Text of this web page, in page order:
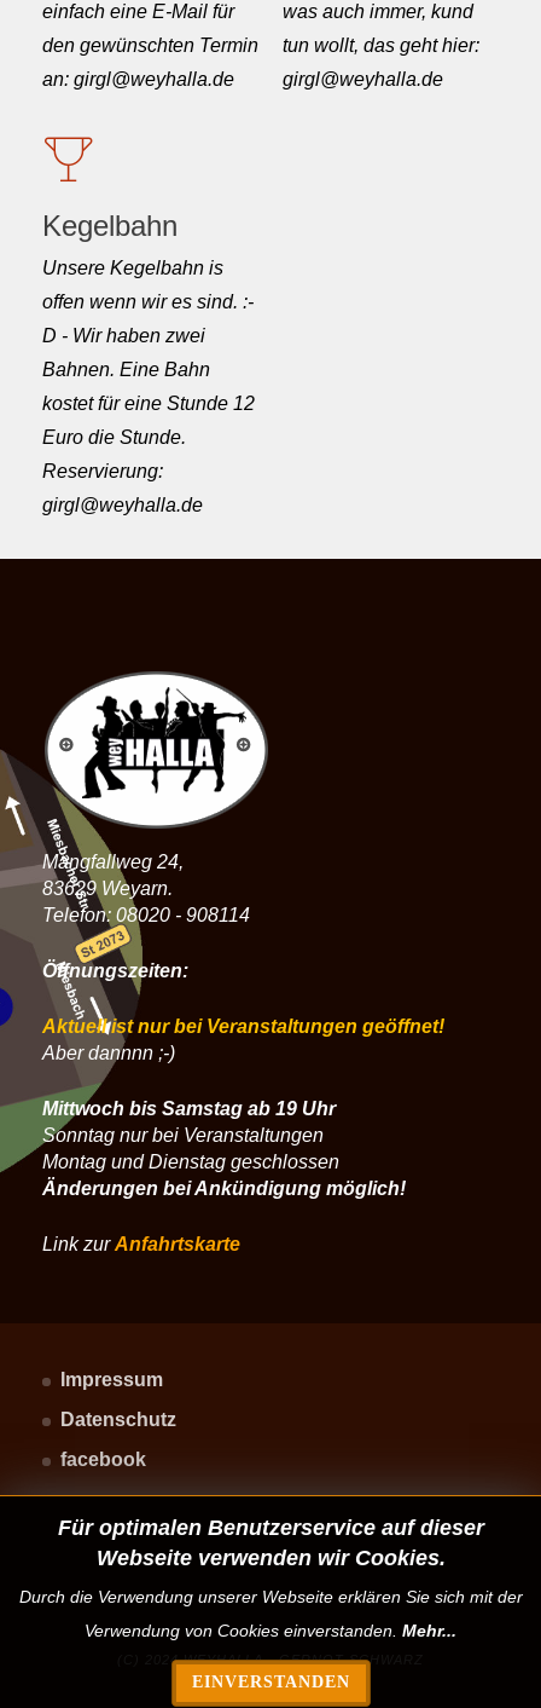
einfach eine E-Mail für
den gewünschten Termin
an: girgl@weyhalla.de
was auch immer, kund
tun wollt, das geht hier:
girgl@weyhalla.de
Kegelbahn
Unsere Kegelbahn is
offen wenn wir es sind. :-
D - Wir haben zwei
Bahnen. Eine Bahn
kostet für eine Stunde 12
Euro die Stunde.
Reservierung:
girgl@weyhalla.de
Mangfallweg 24,
83629 Weyarn.
Telefon: 08020 - 908114
Öffnungszeiten:
Aktuell ist nur bei Veranstaltungen geöffnet!
Aber dannnn ;-)
Mittwoch bis Samstag ab 19 Uhr
Sonntag nur bei Veranstaltungen
Montag und Dienstag geschlossen
Änderungen bei Ankündigung möglich!
Link zurAnfahrtskarte
Impressum
Datenschutz
facebook
Für optimalen Benutzerservice auf dieser
Webseite verwenden wir Cookies.
Durch die Verwendung unserer Webseite erklären Sie sich mit der
Verwendung von Cookies einverstanden. Mehr...
EINVERSTANDEN
(C) 2024 WEYHALLA - GERNOT SCHWARZ